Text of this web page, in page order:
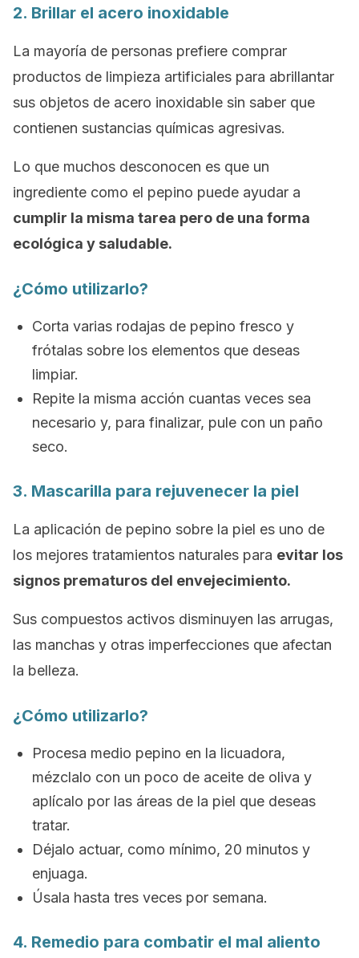
2. Brillar el acero inoxidable
La mayoría de personas prefiere comprar
productos de limpieza artificiales para abrillantar
sus objetos de acero inoxidable sin saber que
contienen sustancias químicas agresivas.
Lo que muchos desconocen es que un
ingrediente como el pepino puede ayudar a
cumplir la misma tarea pero de una forma
ecológica y saludable.
¿Cómo utilizarlo?
Corta varias rodajas de pepino fresco y
frótalas sobre los elementos que deseas
limpiar.
Repite la misma acción cuantas veces sea
necesario y, para finalizar, pule con un paño
seco.
3. Mascarilla para rejuvenecer la piel
La aplicación de pepino sobre la piel es uno de
los mejores tratamientos naturales para evitar los
signos prematuros del envejecimiento.
Sus compuestos activos disminuyen las arrugas,
las manchas y otras imperfecciones que afectan
la belleza.
¿Cómo utilizarlo?
Procesa medio pepino en la licuadora,
mézclalo con un poco de aceite de oliva y
aplícalo por las áreas de la piel que deseas
tratar.
Déjalo actuar, como mínimo, 20 minutos y
enjuaga.
Úsala hasta tres veces por semana.
4. Remedio para combatir el mal aliento